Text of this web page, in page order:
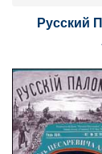
Русский